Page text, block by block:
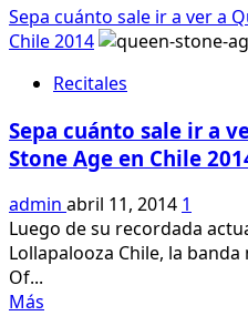
Sepa cuánto sale ir a ver a
Chile 2014
Recitales
Sepa cuánto sale ir a
Stone Age en Chile
admin abril 11, 2014 1
Luego de su recordada
Lollapalooza Chile, la
Of...
Más